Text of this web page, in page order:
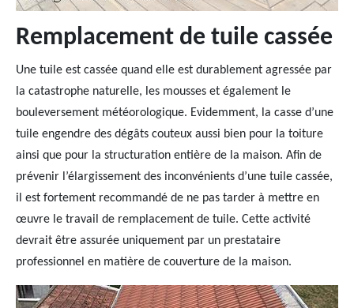
Remplacement de tuile cassée
Une tuile est cassée quand elle est durablement agressée par
la catastrophe naturelle, les mousses et également le
bouleversement météorologique. Evidemment, la casse d’une
tuile engendre des dégâts couteux aussi bien pour la toiture
ainsi que pour la structuration entière de la maison. Afin de
prévenir l’élargissement des inconvénients d’une tuile cassée,
il est fortement recommandé de ne pas tarder à mettre en
œuvre le travail de remplacement de tuile. Cette activité
devrait être assurée uniquement par un prestataire
professionnel en matière de couverture de la maison.